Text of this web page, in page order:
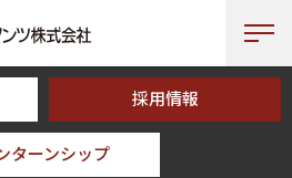
採用情報
ターンシップ
で豊かな暮らしを支える 港湾を目指して